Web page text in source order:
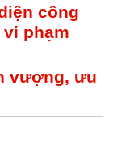
công
phạm
vượng, ưu